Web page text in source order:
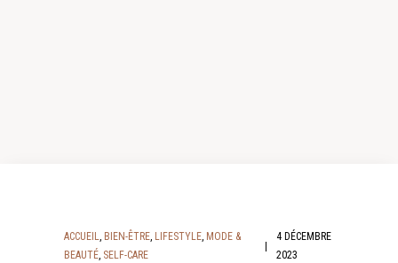
ACCUEIL, BIEN-ÊTRE, LIFESTYLE, MODE &
BEAUTÉ, SELF-CARE
|
4 DÉCEMBRE
2023